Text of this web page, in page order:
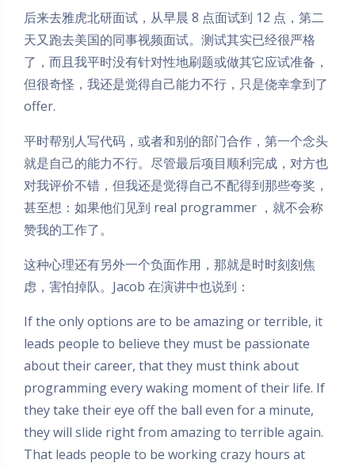
后来去雅虎北研面试，从早晨 8 点面试到 12 点，第二
天又跑去美国的同事视频面试。测试其实已经很严格
了，而且我平时没有针对性地刷题或做其它应试准备，
但很奇怪，我还是觉得自己能力不行，只是侥幸拿到了
offer.
平时帮别人写代码，或者和别的部门合作，第一个念头
就是自己的能力不行。尽管最后项目顺利完成，对方也
对我评价不错，但我还是觉得自己不配得到那些夸奖，
甚至想：如果他们见到 real programmer ，就不会称
赞我的工作了。
这种心理还有另外一个负面作用，那就是时时刻刻焦
虑，害怕掉队。Jacob 在演讲中也说到：
If the only options are to be amazing or terrible, it
leads people to believe they must be passionate
about their career, that they must think about
programming every waking moment of their life. If
they take their eye off the ball even for a minute,
they will slide right from amazing to terrible again.
That leads people to be working crazy hours at